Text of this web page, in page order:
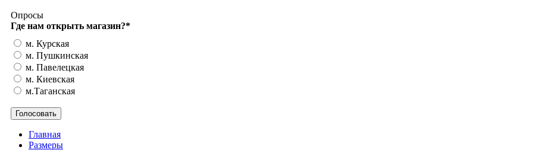
Опросы
Где нам открыть магазин?*
м. Курская
м. Пушкинская
м. Павелецкая
м. Киевская
м.Таганская
Главная
Размеры